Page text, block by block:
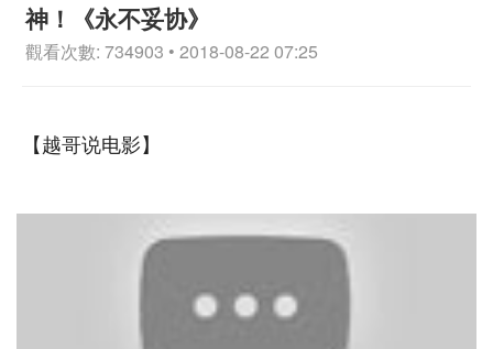
神！《永不妥协》
觀看次數: 734903 • 2018-08-22 07:25
【越哥说电影】